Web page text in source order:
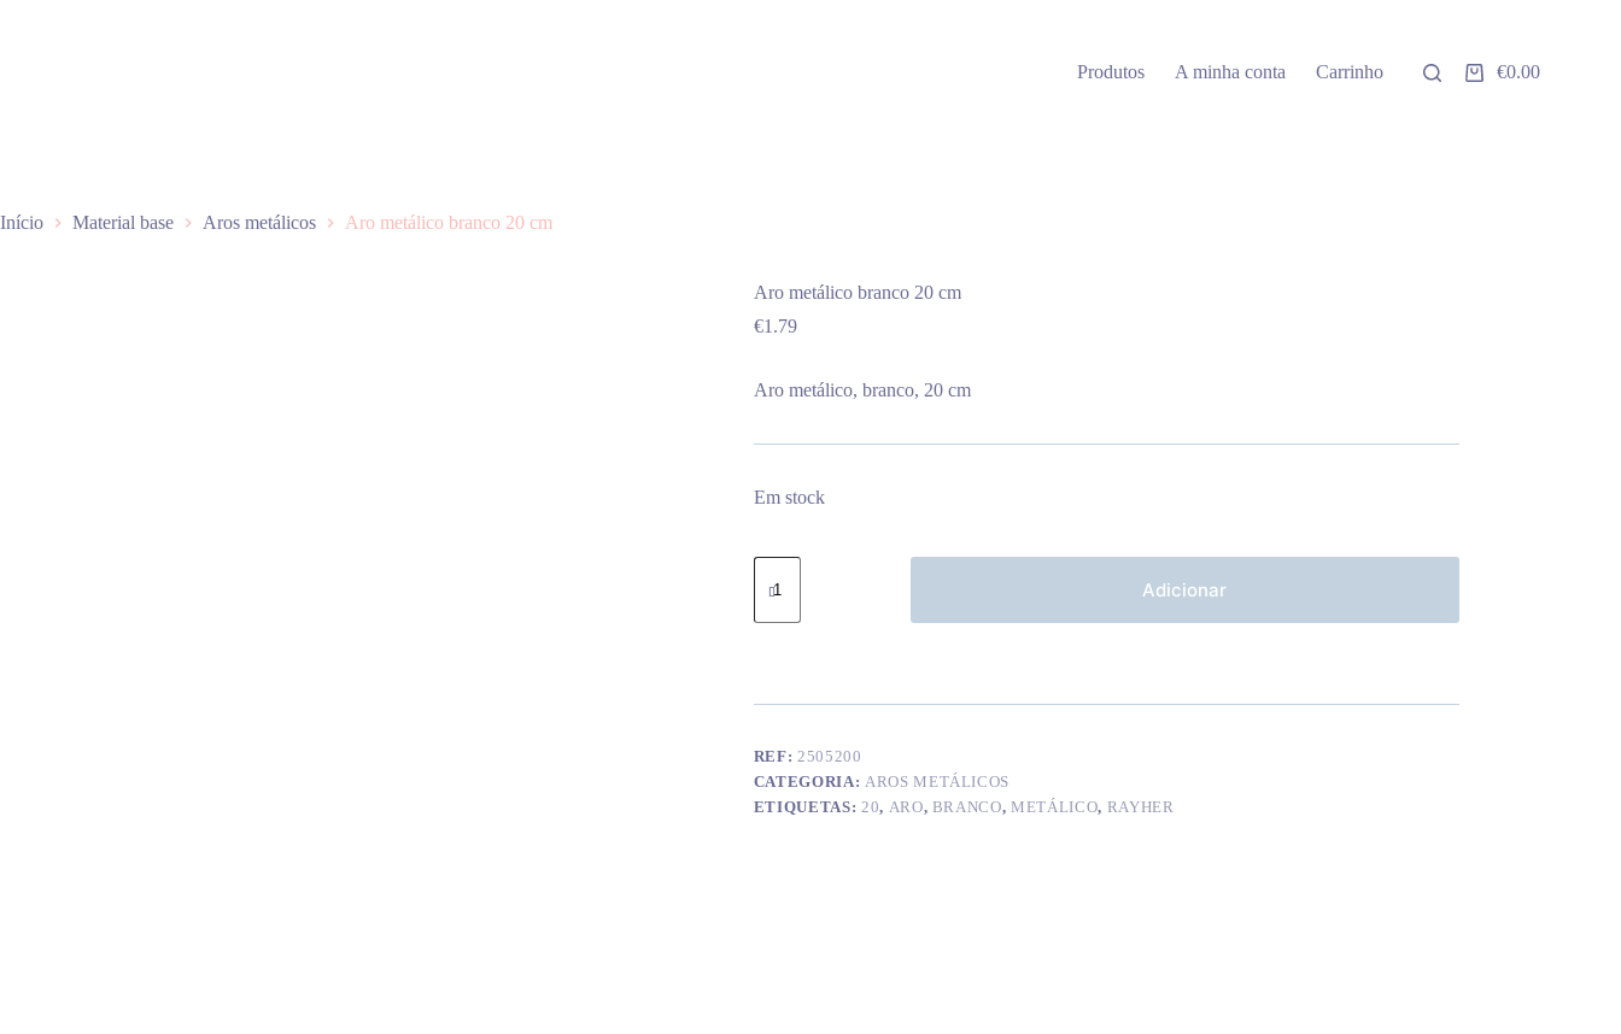
o
Produtos A minha conta Carrinho
Carrinho
€0.00
Início Material base Aros metálicos Aro metálico branco 20 cm
Aro metálico branco 20 cm
€1.79
Aro metálico, branco, 20 cm
Em stock
Quantidade
de
metálico
Adicionar
REF:2505200
CATEGORIA: AROS METÁLICOS
ETIQUETAS: 20, ARO, BRANCO,METÁLICO, RAYHER